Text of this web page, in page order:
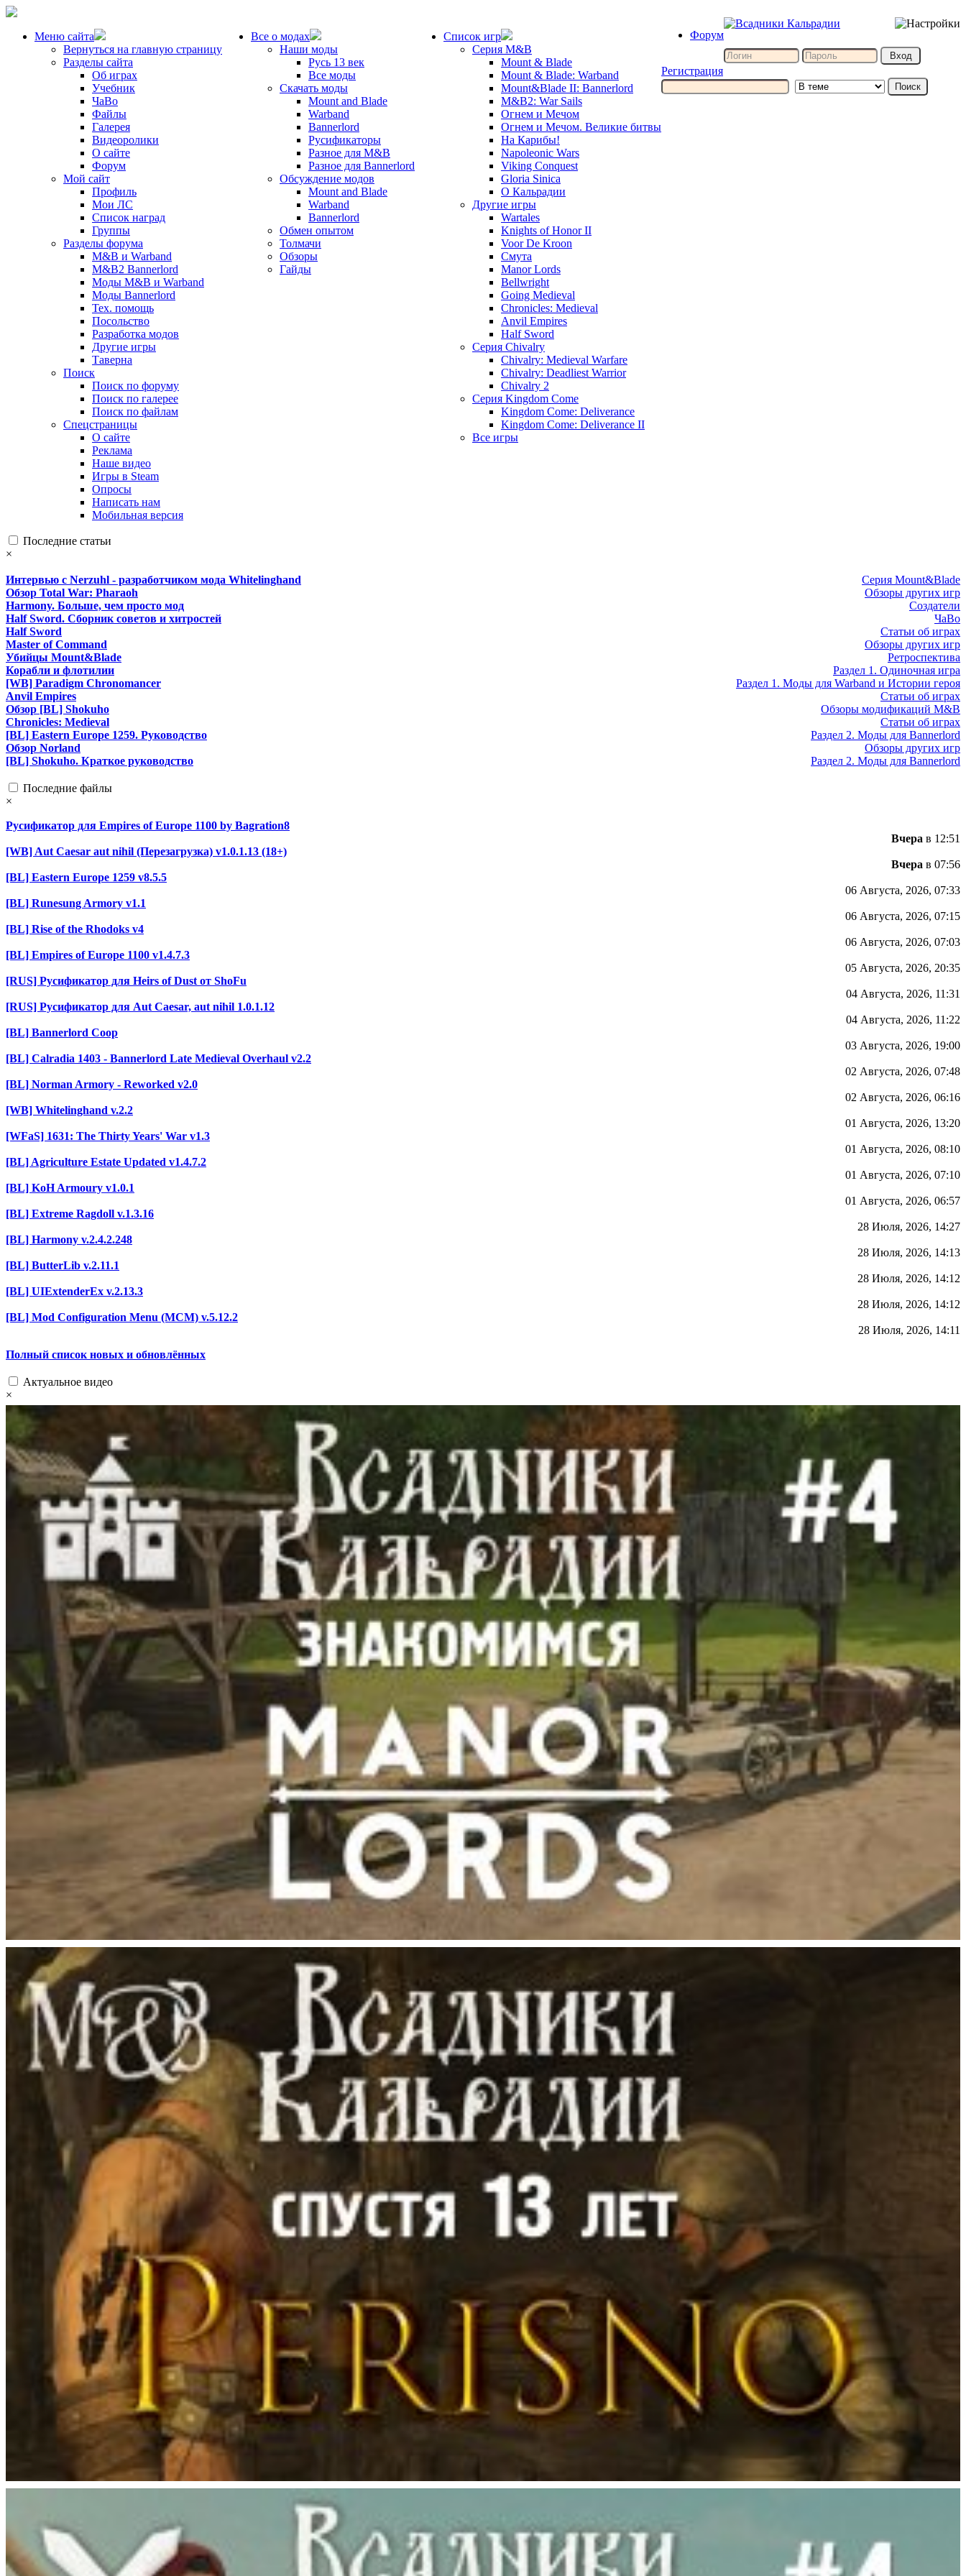
Меню сайта
Вернуться на главную страницу
Разделы сайта
Об играх
Учебник
ЧаВо
Файлы
Галерея
Видеоролики
О сайте
Форум
Мой сайт
Профиль
Мои ЛС
Список наград
Группы
Разделы форума
M&B и Warband
M&B2 Bannerlord
Моды M&B и Warband
Моды Bannerlord
Тех. помощь
Посольство
Разработка модов
Другие игры
Таверна
Поиск
Поиск по форуму
Поиск по галерее
Поиск по файлам
Спецстраницы
О сайте
Реклама
Наше видео
Игры в Steam
Опросы
Написать нам
Мобильная версия
Все о модах
Наши моды
Русь 13 век
Все моды
Скачать моды
Mount and Blade
Warband
Bannerlord
Русификаторы
Разное для M&B
Разное для Bannerlord
Обсуждение модов
Mount and Blade
Warband
Bannerlord
Обмен опытом
Толмачи
Обзоры
Гайды
Список игр
Серия M&B
Mount & Blade
Mount & Blade: Warband
Mount&Blade II: Bannerlord
M&B2: War Sails
Огнем и Мечом
Огнем и Мечом. Великие битвы
На Карибы!
Napoleonic Wars
Viking Conquest
Gloria Sinica
О Кальрадии
Другие игры
Wartales
Knights of Honor II
Voor De Kroon
Смута
Manor Lords
Bellwright
Going Medieval
Chronicles: Medieval
Anvil Empires
Half Sword
Серия Chivalry
Chivalry: Medieval Warfare
Chivalry: Deadliest Warrior
Chivalry 2
Серия Kingdom Come
Kingdom Come: Deliverance
Kingdom Come: Deliverance II
Все игры
Форум
Регистрация
Последние статьи
×
Серия Mount&Blade
Интервью с Nerzuhl - разработчиком мода Whitelinghand
Обзоры других игр
Обзор Total War: Pharaoh
Создатели
Harmony. Больше, чем просто мод
ЧаВо
Half Sword. Сборник советов и хитростей
Статьи об играх
Half Sword
Обзоры других игр
Master of Command
Ретроспектива
Убийцы Mount&Blade
Раздел 1. Одиночная игра
Корабли и флотилии
Раздел 1. Моды для Warband и Истории героя
[WB] Paradigm Chronomancer
Статьи об играх
Anvil Empires
Обзоры модификаций M&B
Обзор [BL] Shokuho
Статьи об играх
Chronicles: Medieval
Раздел 2. Моды для Bannerlord
[BL] Eastern Europe 1259. Руководство
Обзоры других игр
Обзор Norland
Раздел 2. Моды для Bannerlord
[BL] Shokuho. Краткое руководство
Последние файлы
×
Русификатор для Empires of Europe 1100 by Bagration8
Вчера в 12:51
[WB] Aut Caesar aut nihil (Перезагрузка) v1.0.1.13 (18+)
Вчера в 07:56
[BL] Eastern Europe 1259 v8.5.5
06 Августа, 2026, 07:33
[BL] Runesung Armory v1.1
06 Августа, 2026, 07:15
[BL] Rise of the Rhodoks v4
06 Августа, 2026, 07:03
[BL] Empires of Europe 1100 v1.4.7.3
05 Августа, 2026, 20:35
[RUS] Русификатор для Heirs of Dust от ShoFu
04 Августа, 2026, 11:31
[RUS] Русификатор для Aut Caesar, aut nihil 1.0.1.12
04 Августа, 2026, 11:22
[BL] Bannerlord Coop
03 Августа, 2026, 19:00
[BL] Calradia 1403 - Bannerlord Late Medieval Overhaul v2.2
02 Августа, 2026, 07:48
[BL] Norman Armory - Reworked v2.0
02 Августа, 2026, 06:16
[WB] Whitelinghand v.2.2
01 Августа, 2026, 13:20
[WFaS] 1631: The Thirty Years' War v1.3
01 Августа, 2026, 08:10
[BL] Agriculture Estate Updated v1.4.7.2
01 Августа, 2026, 07:10
[BL] KoH Armoury v1.0.1
01 Августа, 2026, 06:57
[BL] Extreme Ragdoll v.1.3.16
28 Июля, 2026, 14:27
[BL] Harmony v.2.4.2.248
28 Июля, 2026, 14:13
[BL] ButterLib v.2.11.1
28 Июля, 2026, 14:12
[BL] UIExtenderEx v.2.13.3
28 Июля, 2026, 14:12
[BL] Mod Configuration Menu (MCM) v.5.12.2
28 Июля, 2026, 14:11
Полный список новых и обновлённых
Актуальное видео
×